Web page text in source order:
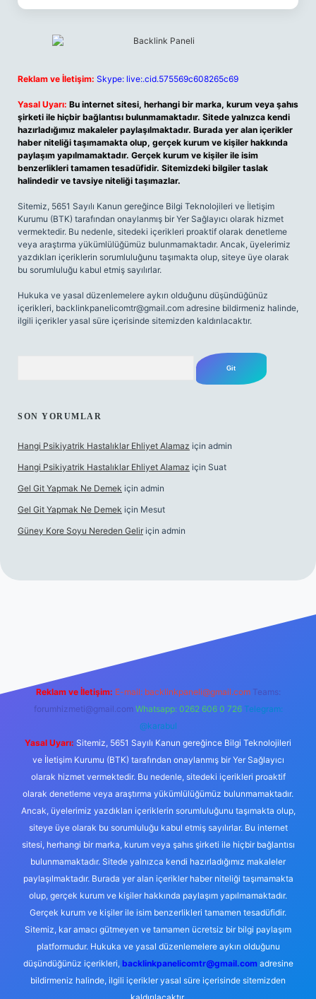
Reklam ve İletişim: Skype: live:.cid.575569c608265c69
Yasal Uyarı: Bu internet sitesi, herhangi bir marka, kurum veya şahıs
şirketi ile hiçbir bağlantısı bulunmamaktadır. Sitede yalnızca kendi
hazırladığımız makaleler paylaşılmaktadır. Burada yer alan içerikler
haber niteliği taşımamakta olup, gerçek kurum ve kişiler hakkında
paylaşım yapılmamaktadır. Gerçek kurum ve kişiler ile isim
benzerlikleri tamamen tesadüfidir. Sitemizdeki bilgiler taslak
halindedir ve tavsiye niteliği taşımazlar.
Sitemiz, 5651 Sayılı Kanun gereğince Bilgi Teknolojileri ve İletişim
Kurumu (BTK) tarafından onaylanmış bir Yer Sağlayıcı olarak hizmet
vermektedir. Bu nedenle, sitedeki içerikleri proaktif olarak denetleme
veya araştırma yükümlülüğümüz bulunmamaktadır. Ancak, üyelerimiz
yazdıkları içeriklerin sorumluluğunu taşımakta olup, siteye üye olarak
bu sorumluluğu kabul etmiş sayılırlar.
Hukuka ve yasal düzenlemelere aykırı olduğunu düşündüğünüz
içerikleri, backlinkpanelicomtr@gmail.com adresine bildirmeniz halinde,
ilgili içerikler yasal süre içerisinde sitemizden kaldırılacaktır.
SON YORUMLAR
Hangi Psikiyatrik Hastalıklar Ehliyet Alamaz için admin
Hangi Psikiyatrik Hastalıklar Ehliyet Alamaz için Suat
Gel Git Yapmak Ne Demek için admin
Gel Git Yapmak Ne Demek için Mesut
Güney Kore Soyu Nereden Gelir için admin
Reklam ve İletişim: E-mail: backlinkpaneli@gmail.com Teams:
forumhizmeti@gmail.com Whatsapp: 0262 606 0 726 Telegram:
@karabul
Yasal Uyarı: Sitemiz, 5651 Sayılı Kanun gereğince Bilgi Teknolojileri
ve İletişim Kurumu (BTK) tarafından onaylanmış bir Yer Sağlayıcı
olarak hizmet vermektedir. Bu nedenle, sitedeki içerikleri proaktif
olarak denetleme veya araştırma yükümlülüğümüz bulunmamaktadır.
Ancak, üyelerimiz yazdıkları içeriklerin sorumluluğunu taşımakta olup,
siteye üye olarak bu sorumluluğu kabul etmiş sayılırlar. Bu internet
sitesi, herhangi bir marka, kurum veya şahıs şirketi ile hiçbir bağlantısı
bulunmamaktadır. Sitede yalnızca kendi hazırladığımız makaleler
paylaşılmaktadır. Burada yer alan içerikler haber niteliği taşımamakta
olup, gerçek kurum ve kişiler hakkında paylaşım yapılmamaktadır.
Gerçek kurum ve kişiler ile isim benzerlikleri tamamen tesadüfidir.
Sitemiz, kar amacı gütmeyen ve tamamen ücretsiz bir bilgi paylaşım
platformudur. Hukuka ve yasal düzenlemelere aykırı olduğunu
düşündüğünüz içerikleri, backlinkpanelicomtr@gmail.comadresine
bildirmeniz halinde, ilgili içerikler yasal süre içerisinde sitemizden